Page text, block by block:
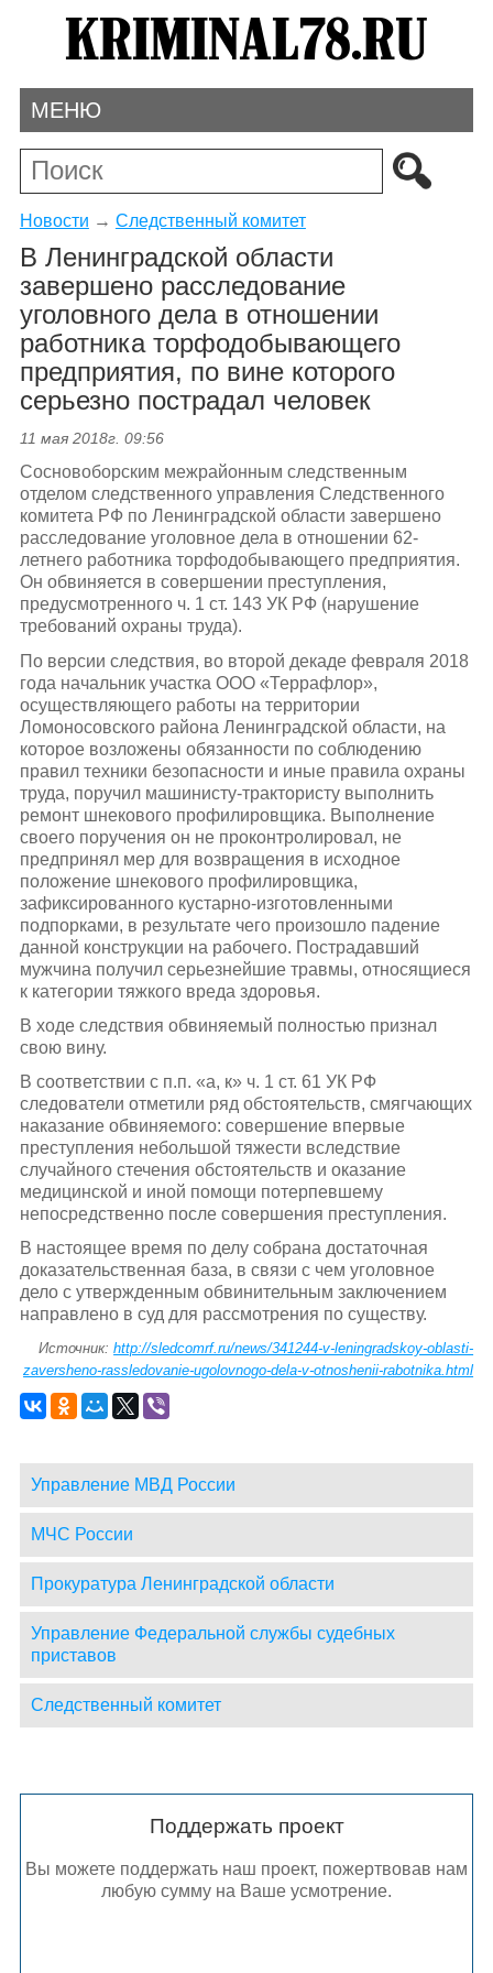
МЕНЮ
Новости → Следственный комитет
В Ленинградской области
завершено расследование
уголовного дела в отношении
работника торфодобывающего
предприятия, по вине которого
серьезно пострадал человек
11 мая 2018г. 09:56
Сосновоборским межрайонным следственным
отделом следственного управления Следственного
комитета РФ по Ленинградской области завершено
расследование уголовное дела в отношении 62-
летнего работника торфодобывающего предприятия.
Он обвиняется в совершении преступления,
предусмотренного ч. 1 ст. 143 УК РФ (нарушение
требований охраны труда).
По версии следствия, во второй декаде февраля 2018
года начальник участка ООО «Террафлор»,
осуществляющего работы на территории
Ломоносовского района Ленинградской области, на
которое возложены обязанности по соблюдению
правил техники безопасности и иные правила охраны
труда, поручил машинисту-трактористу выполнить
ремонт шнекового профилировщика. Выполнение
своего поручения он не проконтролировал, не
предпринял мер для возвращения в исходное
положение шнекового профилировщика,
зафиксированного кустарно-изготовленными
подпорками, в результате чего произошло падение
данной конструкции на рабочего. Пострадавший
мужчина получил серьезнейшие травмы, относящиеся
к категории тяжкого вреда здоровья.
В ходе следствия обвиняемый полностью признал
свою вину.
В соответствии с п.п. «а, к» ч. 1 ст. 61 УК РФ
следователи отметили ряд обстоятельств, смягчающих
наказание обвиняемого: совершение впервые
преступления небольшой тяжести вследствие
случайного стечения обстоятельств и оказание
медицинской и иной помощи потерпевшему
непосредственно после совершения преступления.
В настоящее время по делу собрана достаточная
доказательственная база, в связи с чем уголовное
дело с утвержденным обвинительным заключением
направлено в суд для рассмотрения по существу.
Источник:http://sledcomrf.ru/news/341244-v-leningradskoy-oblasti-
zaversheno-rassledovanie-ugolovnogo-dela-v-otnoshenii-rabotnika.html
Управление МВД России
МЧС России
Прокуратура Ленинградской области
Управление Федеральной службы судебных
приставов
Следственный комитет
Поддержать проект
Вы можете поддержать наш проект, пожертвовав нам
любую сумму на Ваше усмотрение.